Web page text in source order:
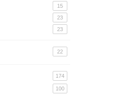
15
23
23
22
174
100